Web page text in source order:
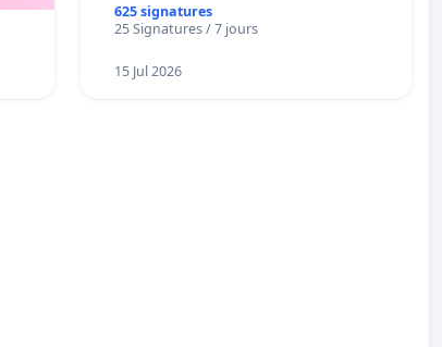
625 signatures
25 Signatures / 7 jours
15 Jul 2026